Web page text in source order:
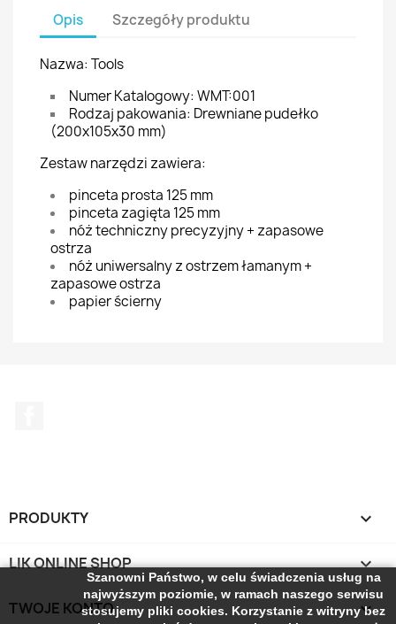
Opis Szczegóły produktu
Nazwa: Tools
Numer Katalogowy: WMT:001
Rodzaj pakowania: Drewniane pudełko
(200x105x30 mm)
Zestaw narzędzi zawiera:
pinceta prosta 125 mm
pinceta zagięta 125 mm
nóż techniczny precyzyjny + zapasowe
ostrza
nóż uniwersalny z ostrzem łamanym +
zapasowe ostrza
papier ścierny
PRODUKTY 
LIK ONLINE SHOP 
TWOJE KONTO 
Szanowni Państwo, w celu świadczenia usług na
najwyższym poziomie, w ramach naszego serwisu
stosujemy pliki cookies. Korzystanie z witryny bez